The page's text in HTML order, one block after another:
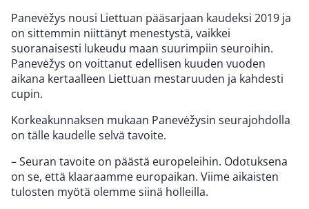
Panevėžys nousi Liettuan pääsarjaan kaudeksi 2019 ja
on sittemmin niittänyt menestystä, vaikkei
suoranaisesti lukeudu maan suurimpiin seuroihin.
Panevėžys on voittanut edellisen kuuden vuoden
aikana kertaalleen Liettuan mestaruuden ja kahdesti
cupin.
Korkeakunnaksen mukaan Panevėžysin seurajohdolla
on tälle kaudelle selvä tavoite.
– Seuran tavoite on päästä europeleihin. Odotuksena
on se, että klaaraamme europaikan. Viime aikaisten
tulosten myötä olemme siinä holleilla.